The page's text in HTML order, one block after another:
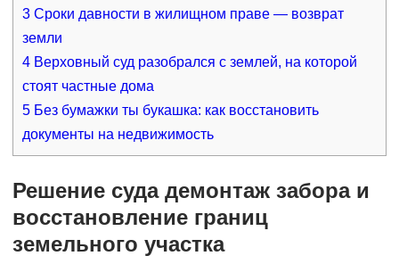
3Сроки давности в жилищном праве ― возврат
земли
4Верховный суд разобрался с землей, на которой
стоят частные дома
5Без бумажки ты букашка: как восстановить
документы на недвижимость
Решение суда демонтаж забора и
восстановление границ
земельного участка